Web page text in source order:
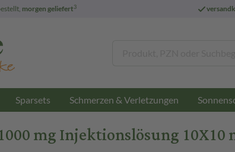
morgen geliefert3
Sparsets Schmerzen & Verletzungen
mg Injektionslösung